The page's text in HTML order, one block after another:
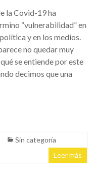
la Covid-19 ha
“vulnerabilidad” en
y en los medios.
no quedar muy
se entiende por este
decimos que una
Sin categoría
Leer más